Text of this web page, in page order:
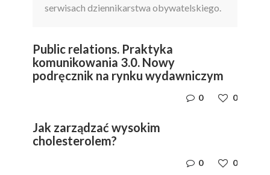
serwisach dziennikarstwa obywatelskiego.
Public relations. Praktyka
komunikowania 3.0. Nowy
podręcznik na rynku wydawniczym
0
0
Jak zarządzać wysokim
cholesterolem?
0
0